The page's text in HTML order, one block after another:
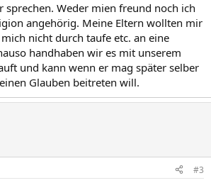
Weder mien freund noch ich
angehörig. Meine Eltern wollten mir
nicht durch taufe etc. an eine
handhaben wir es mit unserem
und kann wenn er mag später selber
Glauben beitreten will.
#3